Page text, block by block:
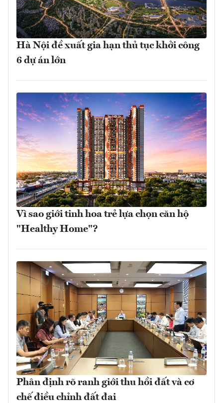
Hà Nội đề xuất gia hạn thủ tục khởi công
6 dự án lớn
Vì sao giới tinh hoa trẻ lựa chọn căn hộ
"Healthy Home"?
Phân định rõ ranh giới thu hồi đất và cơ
chế điều chỉnh đất đai